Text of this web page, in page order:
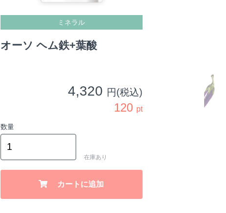
ミネラル
オーソ ヘム鉄+葉酸
4,320 円(税込)
120 pt
数量
在庫あり
カートに追加